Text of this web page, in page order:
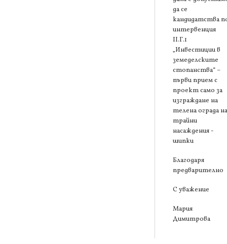
да се
кандидатства
интервенция
ІІ.Г.1
„Инвестиции в
земеделските
стопанства“ –
първи прием с
проект само за
изграждане на
телена ограда на
трайни
насаждения -
шипки
Благодаря
предварително
С уважение
Мария
Димитрова